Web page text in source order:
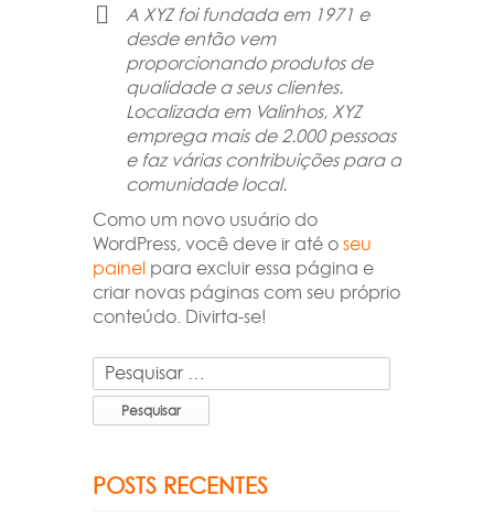
A XYZ foi fundada em 1971 e
desde então vem
proporcionando produtos de
qualidade a seus clientes.
Localizada em Valinhos, XYZ
emprega mais de 2.000 pessoas
e faz várias contribuições para a
comunidade local.
Como um novo usuário do
WordPress, você deve ir até o seu
painel para excluir essa página e
criar novas páginas com seu próprio
conteúdo. Divirta-se!
Pesquisar
por:
POSTS RECENTES